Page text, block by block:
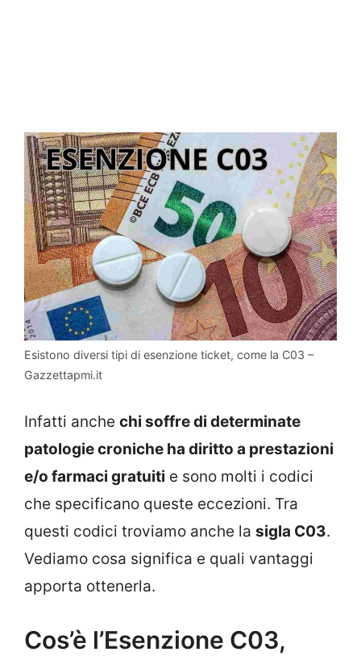
Esistono diversi tipi di esenzione ticket, come la C03 –
Gazzettapmi.it
Infatti anche chi soffre di determinate
patologie croniche ha diritto a prestazioni
e/o farmaci gratuiti e sono molti i codici
che specificano queste eccezioni. Tra
questi codici troviamo anche la sigla C03.
Vediamo cosa significa e quali vantaggi
apporta ottenerla.
Cos’è l’Esenzione C03,